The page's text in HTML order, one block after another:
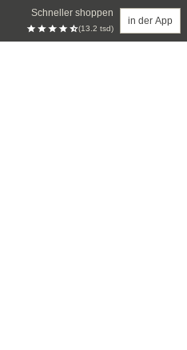
Schneller shoppen
(13.2 tsd)
in der App